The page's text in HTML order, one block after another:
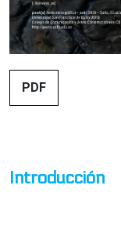
PDF
Introducción